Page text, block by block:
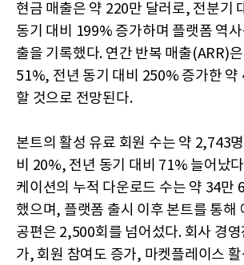
현금 매출은 약 220만 달러로, 전분기
동기 대비 199% 증가하며 플랫폼 역
출을 기록했다. 연간 반복 매출(ARR)은
51%, 전년 동기 대비 250% 증가한 약
할 것으로 전망된다.
본트의 활성 유료 회원 수는 약 2,743
비 20%, 전년 동기 대비 71% 늘어났
케이션의 누적 다운로드 수는 약 34만
했으며, 플랫폼 출시 이후 본트를 통해
공편은 2,500회를 넘어섰다. 회사 경
가, 회원 참여도 증가, 마켓플레이스